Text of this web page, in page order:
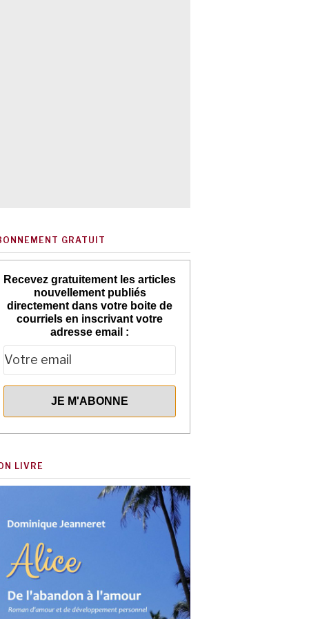
GRATUIT
Recevez gratuitement les articles
nouvellement publiés
directement dans votre boite de
courriels en inscrivant votre
adresse email :
LIVRE